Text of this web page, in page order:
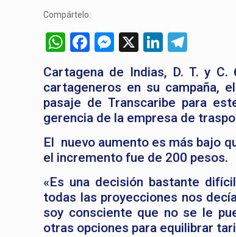
Compártelo:
WhatsApp
Facebook
Messenger
X LinkedIn
Cartagena de Indias, D. T. y
cartageneros en su campaña,
pasaje de Transcaribe para
gerencia de la empresa de
El nuevo aumento es más bajo
el incremento fue de 200 pesos.
«Es una decisión bastante
todas las proyecciones nos
soy consciente que no se le
otras opciones para equilibrar